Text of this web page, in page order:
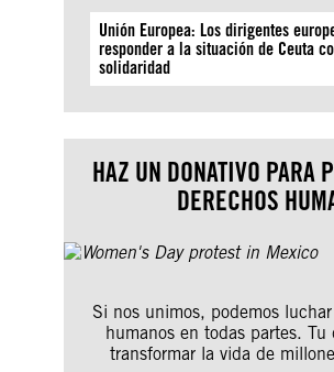
Unión Europea: Los dirigentes
responder a la situación de Ceuta
solidaridad
HAZ UN DONATIVO PARA
DERECHOS
Si nos unimos, podemos
humanos en todas partes. Tu
transformar la vida de